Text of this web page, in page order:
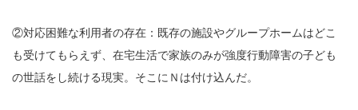
②対応困難な利用者の存在：既存の施設やグループホームはどこ
も受けてもらえず、在宅生活で家族のみが強度行動障害の子ども
の世話をし続ける現実。そこにＮは付け込んだ。